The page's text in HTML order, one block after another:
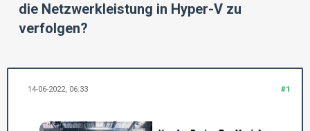
die Netzwerkleistung in Hyper-V zu
verfolgen?
#1
14-06-2022, 06:33